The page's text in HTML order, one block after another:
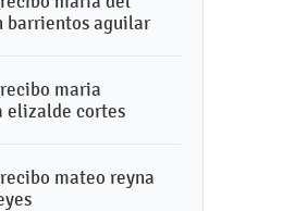
barrientos aguilar
maria
elizalde cortes
mateo reyna